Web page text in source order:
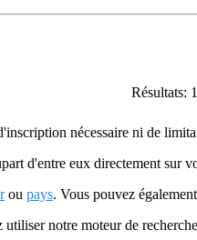
Résultats:
nécessaire ni de
d'entre eux directement sur
ou pays. Vous pouvez
notre moteur de